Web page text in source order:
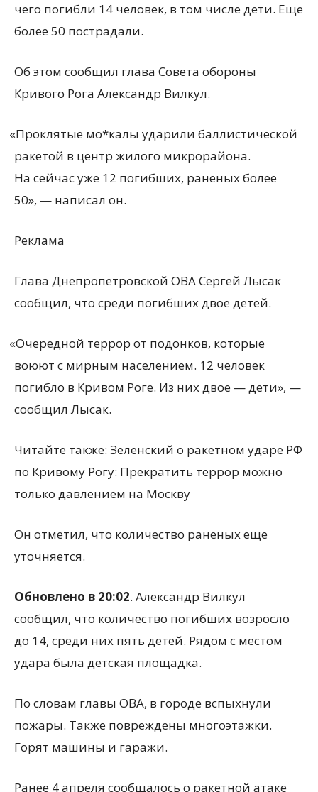
чего погибли 14 человек, в том числе дети. Еще
более 50 пострадали.
Об этом сообщил глава Совета обороны
Кривого Рога Александр Вилкул.
«Проклятые мо*калы ударили баллистической
ракетой в центр жилого микрорайона.
На сейчас уже 12 погибших, раненых более
50», — написал он.
Реклама
Глава Днепропетровской ОВА Сергей Лысак
сообщил, что среди погибших двое детей.
«Очередной террор от подонков, которые
воюют с мирным населением. 12 человек
погибло в Кривом Роге. Из них двое — дети», —
сообщил Лысак.
Читайте также: Зеленский о ракетном ударе РФ
по Кривому Рогу: Прекратить террор можно
только давлением на Москву
Он отметил, что количество раненых еще
уточняется.
Обновлено в 20:02. Александр Вилкул
сообщил, что количество погибших возросло
до 14, среди них пять детей. Рядом с местом
удара была детская площадка.
По словам главы ОВА, в городе вспыхнули
пожары. Также повреждены многоэтажки.
Горят машины и гаражи.
Ранее 4 апреля сообщалось о ракетной атаке